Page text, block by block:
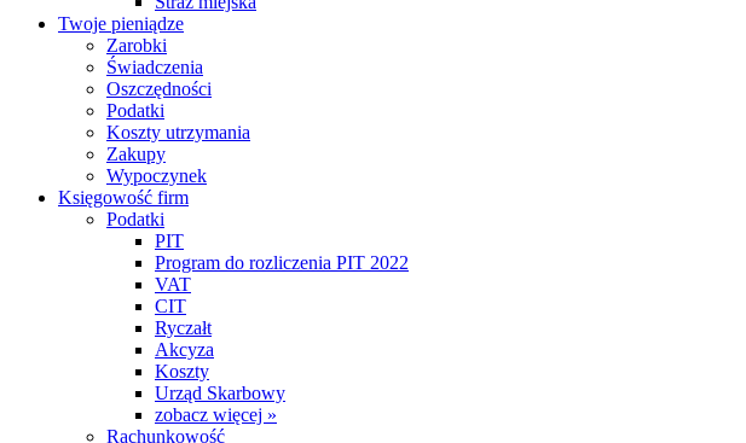
Twoje pieniądze
Zarobki
Świadczenia
Oszczędności
Podatki
Koszty utrzymania
Zakupy
Wypoczynek
Księgowość firm
Podatki
PIT
Program do rozliczenia PIT 2022
VAT
CIT
Ryczałt
Akcyza
Koszty
Urząd Skarbowy
zobacz więcej »
Rachunkowość